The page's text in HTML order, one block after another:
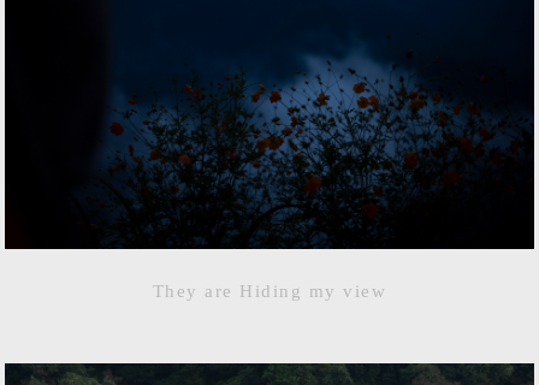
They are Hiding my view